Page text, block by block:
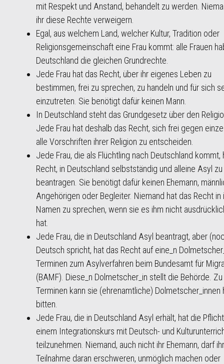
mit Respekt und Anstand, behandelt zu werden.
ihr diese Rechte verweigern.
Egal, aus welchem Land, welcher Kultur, Tradition oder
Religionsgemeinschaft eine Frau kommt: alle Frauen
Deutschland die gleichen Grundrechte.
Jede Frau hat das Recht, über ihr eigenes Leben zu
bestimmen, frei zu sprechen, zu handeln und für sich
einzutreten. Sie benötigt dafür keinen Mann.
In Deutschland steht das Grundgesetz über den
Jede Frau hat deshalb das Recht, sich frei gegen
alle Vorschriften ihrer Religion zu entscheiden.
Jede Frau, die als Flüchtling nach Deutschland kommt,
Recht, in Deutschland selbstständig und alleine Asyl zu
beantragen. Sie benötigt dafür keinen Ehemann,
Angehörigen oder Begleiter. Niemand hat das Recht in
Namen zu sprechen, wenn sie es ihm nicht
hat.
Jede Frau, die in Deutschland Asyl beantragt, aber
Deutsch spricht, hat das Recht auf eine_n
Terminen zum Asylverfahren beim Bundesamt für
(BAMF). Diese_n Dolmetscher_in stellt die Behörde.
Terminen kann sie (ehrenamtliche) Dolmetscher_innen
bitten.
Jede Frau, die in Deutschland Asyl erhält, hat die
einem Integrationskurs mit Deutsch- und
teilzunehmen. Niemand, auch nicht ihr Ehemann, darf
Teilnahme daran erschweren, unmöglich machen oder